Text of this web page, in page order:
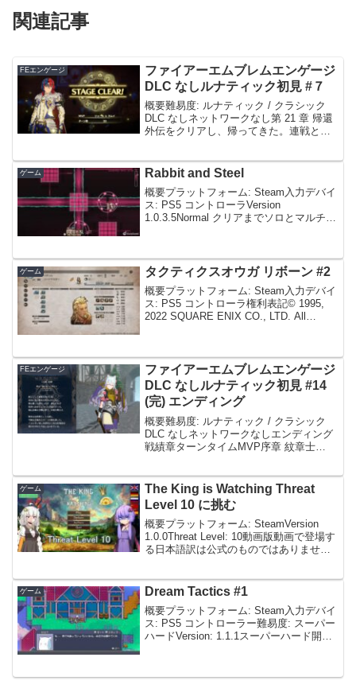
関連記事
FEエンゲージ
ファイアーエムブレムエンゲージ
DLC なしルナティック初見 #７
概要難易度: ルナティック / クラシック
DLC なしネットワークなし第 21 章 帰還
外伝をクリアし、帰ってきた。連戦とな
ターン目が本当に難しい。メリンで弓を
ゲーム Rabbit and Steel
概要プラットフォーム: Steam入力デバイ
ス: PS5 コントローラVersion
1.0.3.5Normal クリアまでソロとマルチで
MMORPG にあるもの。...
ゲーム タクティクスオウガ リボーン #2
概要プラットフォーム: Steam入力デバイ
ス: PS5 コントローラ権利表記© 1995,
2022 SQUARE ENIX CO., LTD. All
FEエンゲージ
ファイアーエムブレムエンゲージ
DLC なしルナティック初見 #14
(完) エンディング
概要難易度: ルナティック / クラシック
DLC なしネットワークなしエンディング
戦績章ターンタイムMVP序章 紋章士
ル90:10リュール...
ゲーム
The King is Watching Threat
Level 10 に挑む
概要プラットフォーム: SteamVersion
1.0.0Threat Level: 10動画版動画で登場す
る日本語訳は公式のものではありませ
KING BREZHNIU...
ゲーム Dream Tactics #1
概要プラットフォーム: Steam入力デバイ
ス: PS5 コントローラー難易度: スーパー
ハードVersion: 1.1.1スーパーハード開始
作はコントローラーが推奨さ...